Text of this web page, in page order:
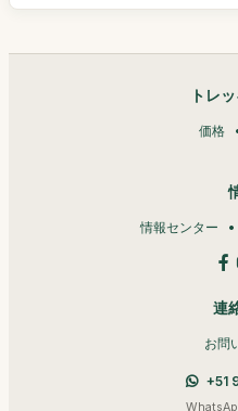
トレ
価格
情報センター
連
お問
+51